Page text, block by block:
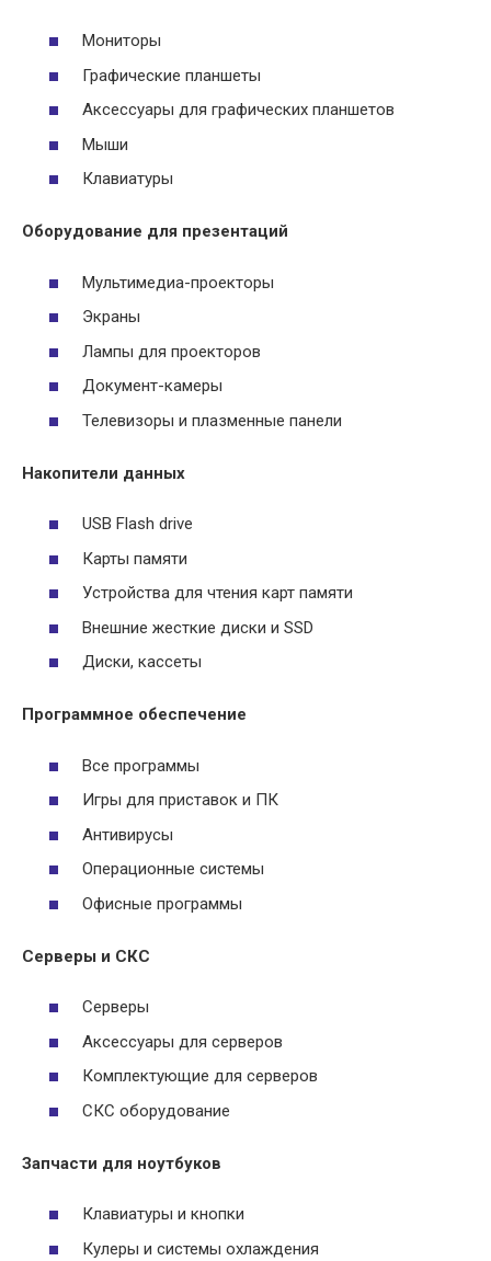
Мониторы
Графические планшеты
Аксессуары для графических планшетов
Мыши
Клавиатуры
Оборудование для презентаций
Мультимедиа-проекторы
Экраны
Лампы для проекторов
Документ-камеры
Телевизоры и плазменные панели
Накопители данных
USB Flash drive
Карты памяти
Устройства для чтения карт памяти
Внешние жесткие диски и SSD
Диски, кассеты
Программное обеспечение
Все программы
Игры для приставок и ПК
Антивирусы
Операционные системы
Офисные программы
Серверы и СКС
Серверы
Аксессуары для серверов
Комплектующие для серверов
СКС оборудование
Запчасти для ноутбуков
Клавиатуры и кнопки
Кулеры и системы охлаждения